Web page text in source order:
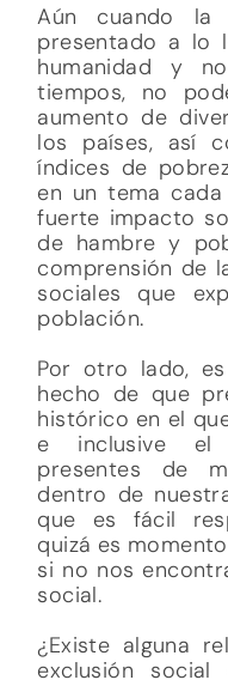
Aún cuando la
presentado a lo
humanidad y
tiempos, no
aumento de
los países, así
índices de
en un tema
fuerte impacto
de hambre y
comprensión de
sociales que
población.
Por otro lado,
hecho de que
histórico en el
e inclusive el
presentes de
dentro de
que es fácil
quizá es
si no nos
social.
¿Existe alguna
exclusión